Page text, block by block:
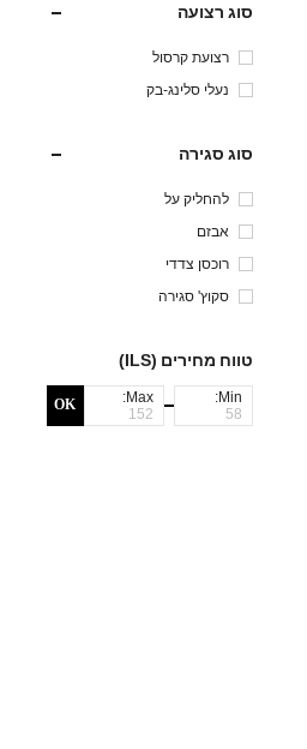
סוג רצועה
רצועת קרסול
נעלי סלינג-בק
סוג סגירה
להחליק על
אבזם
רוכסן צדדי
סקוץ' סגירה
טווח מחירים (ILS)
Min:
Max:
OK